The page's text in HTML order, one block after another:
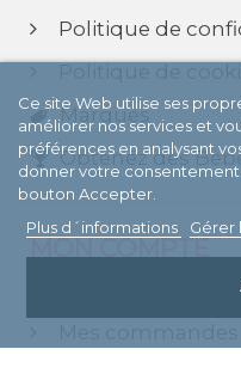
Politique de
Marques
Obtenez des
Ce site Web utilise ses
améliorer nos services et
préférences en analysant
donner votre consentement
bouton Accepter.
Plus d´informations
Gérer